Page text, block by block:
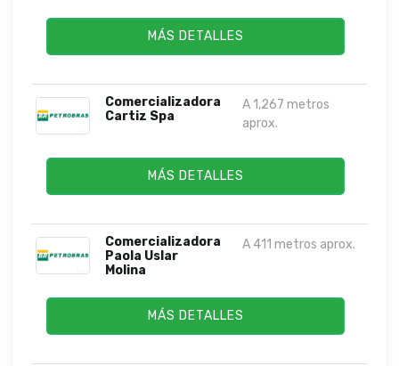
MÁS DETALLES
Comercializadora
Cartiz Spa
A 1,267 metros
aprox.
MÁS DETALLES
Comercializadora
Paola Uslar
Molina
A 411 metros aprox.
MÁS DETALLES